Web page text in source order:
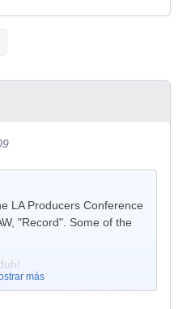
LA Producers Conference
"Record". Some of the
duh!
files...if you have
más